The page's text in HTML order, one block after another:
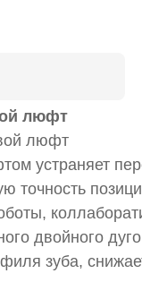
люфт
люфт
устраняет
точность
двойного
зуба,